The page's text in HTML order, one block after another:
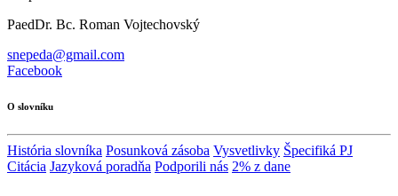
PaedDr. Bc. Roman Vojtechovský
snepeda@gmail.com
Facebook
O slovníku
História slovníka Posunková zásoba Vysvetlivky Špecifiká PJ
Citácia Jazyková poradňa Podporili nás 2% z dane